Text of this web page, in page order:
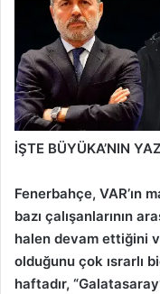
İŞTE BÜYÜKA’NIN
Fenerbahçe, VAR’ın
bazı çalışanlarının
halen devam ettiğini
olduğunu çok ısrarlı
haftadır,